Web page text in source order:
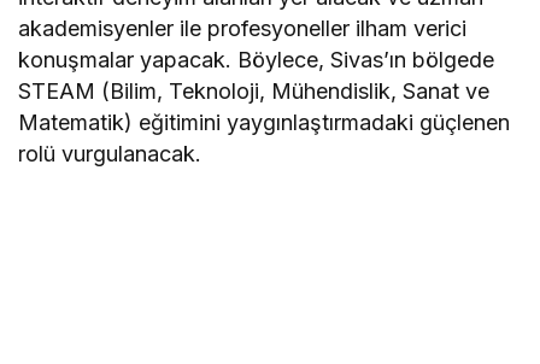
akademisyenler ile profesyoneller ilham verici
konuşmalar yapacak. Böylece, Sivas’ın bölgede
STEAM (Bilim, Teknoloji, Mühendislik, Sanat ve
Matematik) eğitimini yaygınlaştırmadaki güçlenen
rolü vurgulanacak.